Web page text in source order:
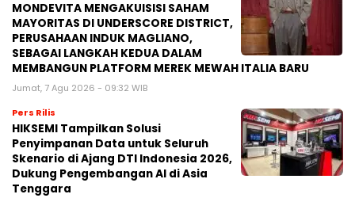
MONDEVITA MENGAKUISISI SAHAM
MAYORITAS DI UNDERSCORE DISTRICT,
PERUSAHAAN INDUK MAGLIANO,
SEBAGAI LANGKAH KEDUA DALAM
MEMBANGUN PLATFORM MEREK MEWAH ITALIA BARU
Jumat, 7 Agu 2026 - 09:32 WIB
Pers Rilis
HIKSEMI Tampilkan Solusi
Penyimpanan Data untuk Seluruh
Skenario di Ajang DTI Indonesia 2026,
Dukung Pengembangan AI di Asia
Tenggara